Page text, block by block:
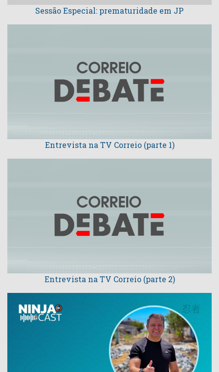
Sessão Especial: prematuridade em JP
Entrevista na TV Correio (parte 1)
Entrevista na TV Correio (parte 2)